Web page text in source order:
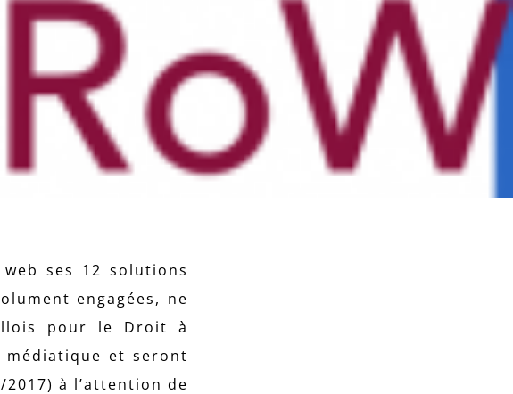
ses 12 solutions
engagées, ne
pour le Droit à
médiatique et seront
à l’attention de